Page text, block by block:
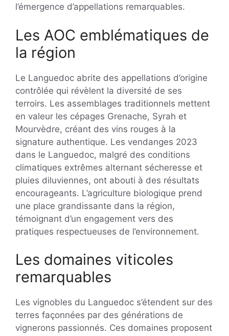
l’émergence d’appellations remarquables.
Les AOC emblématiques de
la région
Le Languedoc abrite des appellations d’origine
contrôlée qui révèlent la diversité de ses
terroirs. Les assemblages traditionnels mettent
en valeur les cépages Grenache, Syrah et
Mourvèdre, créant des vins rouges à la
signature authentique. Les vendanges 2023
dans le Languedoc, malgré des conditions
climatiques extrêmes alternant sécheresse et
pluies diluviennes, ont abouti à des résultats
encourageants. L’agriculture biologique prend
une place grandissante dans la région,
témoignant d’un engagement vers des
pratiques respectueuses de l’environnement.
Les domaines viticoles
remarquables
Les vignobles du Languedoc s’étendent sur des
terres façonnées par des générations de
vignerons passionnés. Ces domaines proposent